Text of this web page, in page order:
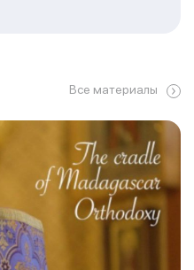
Все материалы